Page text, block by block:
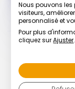
Nous pouvons
visiteurs,
personnalisé et
Pour plus
cliquez surAjuster.